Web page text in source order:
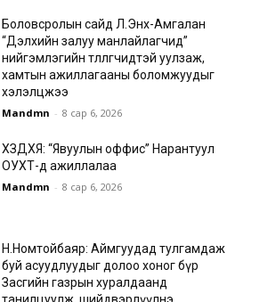
Боловсролын сайд Л.Энх-Амгалан
“Дэлхийн залуу манлайлагчид”
нийгэмлэгийн төлөөлөгчидтэй уулзаж,
хамтын ажиллагааны боломжуудыг
хэлэлцжээ
Mandmn - 8 сар 6, 2026
ХЗДХЯ: “Явуулын оффис” Нарантуул
ОУХТ-д ажиллалаа
Mandmn - 8 сар 6, 2026
Н.Номтойбаяр: Аймгуудад тулгамдаж
буй асуудлуудыг долоо хоног бүр
Засгийн газрын хуралдаанд
танилцуулж, шийдвэрлүүлнэ